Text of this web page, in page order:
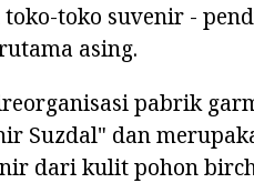
toko suvenir -
asing.
pabrik
Suzdal" dan
dari kulit pohon